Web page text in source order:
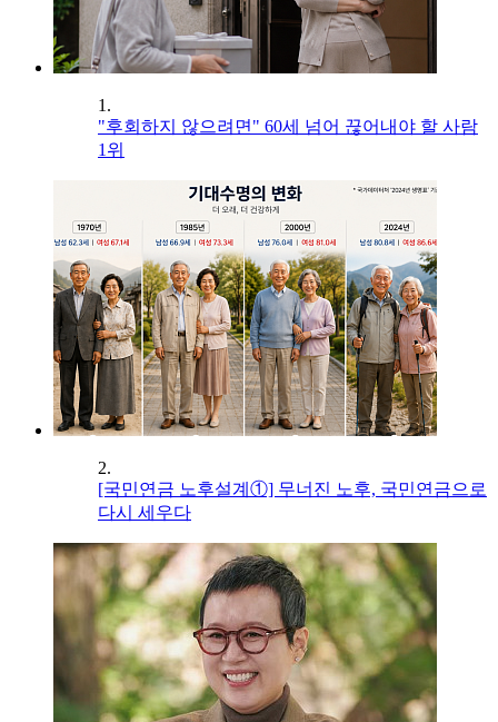
1.
"후회하지 않으려면" 60세 넘어 끊어내야 할 사람
1위
2.
[국민연금 노후설계①] 무너진 노후, 국민연금으로
다시 세우다